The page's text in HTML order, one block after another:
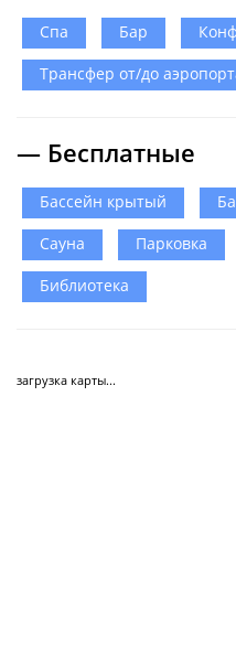
Спа Бар
Трансфер от/до
— Бесплатные
Бассейн крытый
Сауна
Парковка
Библиотека
загрузка карты...